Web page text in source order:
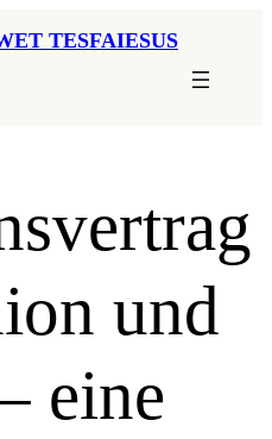
TESFAIESUS
und
eine